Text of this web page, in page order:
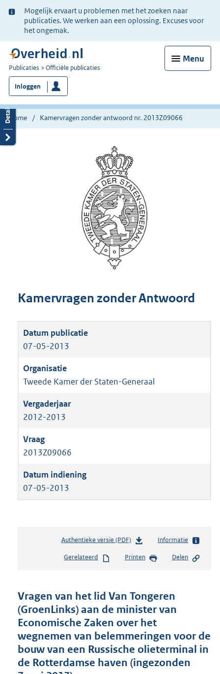
Ter
informatie:
Mogelijk ervaart u problemen met het zoeken naar
publicaties. We werken aan een oplossing. Excuses voor
het ongemak.
Menu
U
bent
nu
hier:
Publicaties Officiële publicaties
Inloggen
Home Kamervragen zonder antwoord nr. 2013Z09066
Kamervragen zonder Antwoord
07-05-2013
Tweede Kamer der Staten-Generaal
2012-2013
2013Z09066
07-05-2013
Authentieke versie (PDF)b
s
n
d
s
g
r
o
t
Informatie
Gerelateerd Printen Delen
Vragen van het lid Van Tongeren
(GroenLinks) aan de minister van
Economische Zaken over het
wegnemen van belemmeringen voor de
bouw van een Russische olieterminal in
de Rotterdamse haven (ingezonden